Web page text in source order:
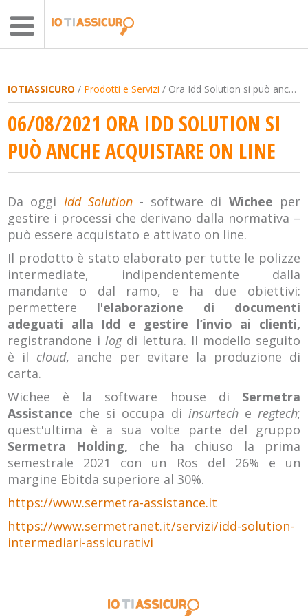
IOTIASSICURO / Prodotti e Servizi / Ora Idd Solution si può anche acquistare on line
06/08/2021 ORA IDD SOLUTION SI
PUÒ ANCHE ACQUISTARE ON LINE
Da oggi Idd Solution- software di Wichee per
gestire i processi che derivano dalla normativa –
può essere acquistato e attivato on line.
Il prodotto è stato elaborato per tutte le polizze
intermediate, indipendentemente dalla
mandante o dal ramo, e ha due obiettivi:
permettere l'elaborazione di documenti
adeguati alla Idd e gestire l’invio ai clienti,
registrandone ilogdi lettura. Il modello seguito
è il cloud, anche per evitare la produzione di
carta.
Wichee è la software house di Sermetra
Assistance che si occupa di insurtech e regtech;
quest'ultima è a sua volte parte del gruppo
Sermetra Holding, che ha chiuso la prima
semestrale 2021 con un Ros del 26% e un
margine Ebitda superiore al 30%.
https://www.sermetra-assistance.it
https://www.sermetranet.it/servizi/idd-solution-
intermediari-assicurativi